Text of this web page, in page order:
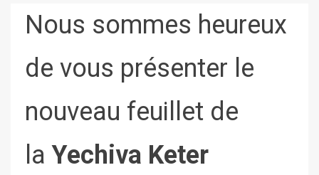
Nous sommes heureux
de vous présenter le
nouveau feuillet de
laYechiva Keter